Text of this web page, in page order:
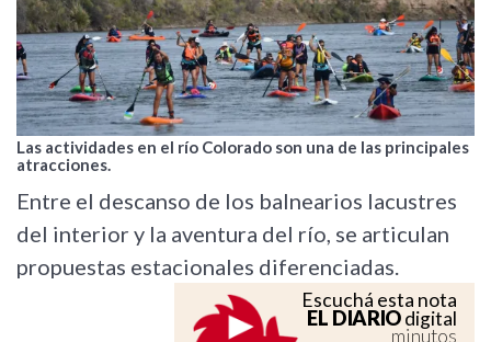
Las actividades en el río Colorado son una de las principales
atracciones.
Entre el descanso de los balnearios lacustres
del interior y la aventura del río, se articulan
propuestas estacionales diferenciadas.
Escuchá esta nota
EL DIARIOdigital
minutos